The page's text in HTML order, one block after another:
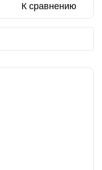
К сравнению